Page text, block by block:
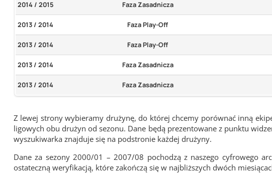
2014 / 2015 Faza Zasadnicza
2013 / 2014 Faza Play-Off
2013 / 2014 Faza Play-Off
2013 / 2014 Faza Zasadnicza
2013 / 2014 Faza Zasadnicza
Z lewej strony wybieramy drużynę, do której chcemy porównać inną
ligowych obu drużyn od sezonu. Dane będą prezentowane z punktu
wyszukiwarka znajduje się na podstronie każdej drużyny.
Dane za sezony 2000/01 – 2007/08 pochodzą z naszego cyfrowego
ostateczną weryfikacją, które zakończą się w najbliższych dwóch